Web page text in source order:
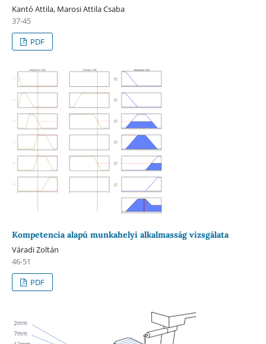
Kantó Attila, Marosi Attila Csaba
37-45
PDF
Kompetencia alapú munkahelyi alkalmasság vizsgálata
Váradi Zoltán
46-51
PDF